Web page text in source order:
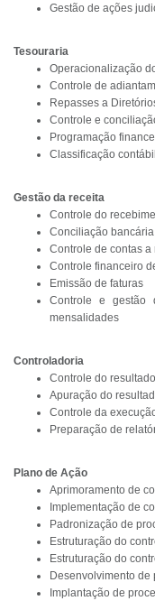
Gestão de ações
Tesouraria
Operacionalização
Controle de
Repasses a
Controle e
Programação
Classificação
Gestão da receita
Controle do
Conciliação
Controle de contas a
Controle financeiro
Emissão de faturas
Controle e gestão
mensalidades
Controladoria
Controle do
Apuração do
Controle da
Preparação de
Plano de Ação
Aprimoramento de
Implementação de
Padronização de
Estruturação do
Estruturação do
Desenvolvimento
Implantação de